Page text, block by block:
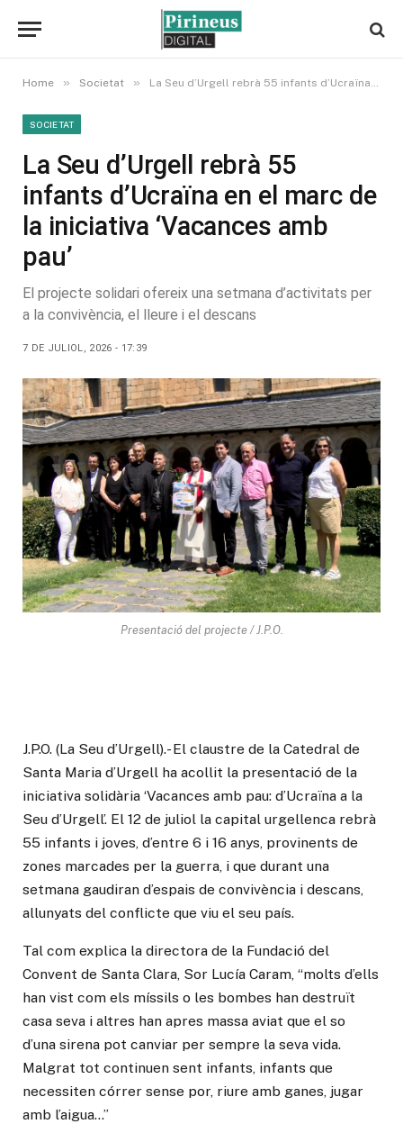
Home » Societat » La Seu d’Urgell rebrà 55 infants d’Ucraïna en el marc de la iniciativa ‘Vacances amb pau’
SOCIETAT
La Seu d’Urgell rebrà 55
infants d’Ucraïna en el marc de
la iniciativa ‘Vacances amb
pau’
El projecte solidari ofereix una setmana d’activitats per
a la convivència, el lleure i el descans
7 DE JULIOL, 2026 - 17:39
Presentació del projecte / J.P.O.
J.P.O. (La Seu d’Urgell).- El claustre de la Catedral de
Santa Maria d’Urgell ha acollit la presentació de la
iniciativa solidària ‘Vacances amb pau: d’Ucraïna a la
Seu d’Urgell’. El 12 de juliol la capital urgellenca rebrà
55 infants i joves, d’entre 6 i 16 anys, provinents de
zones marcades per la guerra, i que durant una
setmana gaudiran d’espais de convivència i descans,
allunyats del conflicte que viu el seu país.
Tal com explica la directora de la Fundació del
Convent de Santa Clara, Sor Lucía Caram, “molts d’ells
han vist com els míssils o les bombes han destruït
casa seva i altres han apres massa aviat que el so
d’una sirena pot canviar per sempre la seva vida.
Malgrat tot continuen sent infants, infants que
necessiten córrer sense por, riure amb ganes, jugar
amb l’aigua…”